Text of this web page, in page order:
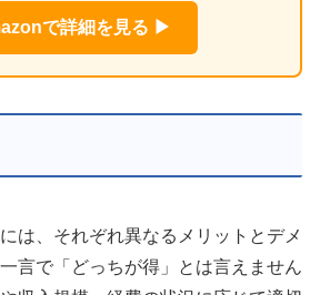
で詳細を見る ▶
は、それぞれ異なるメリットとデメ
言で「どっちが得」とは言えません